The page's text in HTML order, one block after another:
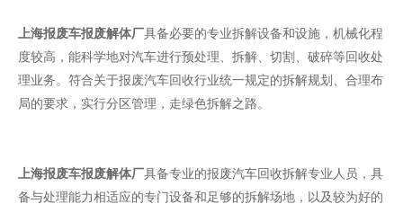
上海报废车报废解体厂具备必要的专业拆解设备和设施，机械化程
度较高，能科学地对汽车进行预处理、拆解、切割、破碎等回收处
理业务。符合关于报废汽车回收行业统一规定的拆解规划、合理布
局的要求，实行分区管理，走绿色拆解之路。
上海报废车报废解体厂具备专业的报废汽车回收拆解专业人员，具
备与处理能力相适应的专门设备和足够的拆解场地，以及较为好的